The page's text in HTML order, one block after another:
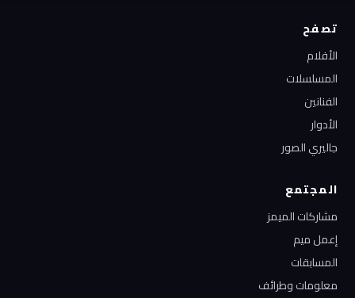
تصفح
الأفلام
المسلسلات
الفنانين
الأدوار
جاليري الصور
المجتمع
مشاركات الميمز
إعمل ميم
المسابقات
معلومات وطرائف